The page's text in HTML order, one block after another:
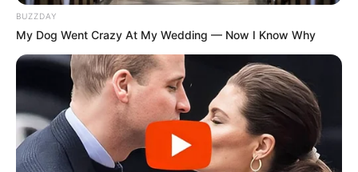
BUZZDAY
My Dog Went Crazy At My Wedding — Now I Know Why